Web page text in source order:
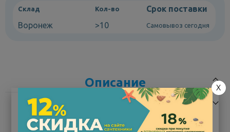
Склад Кол-во
Срок поставки
Воронеж
>10 Самовывоз сегодня
Описание
Характеристики
X